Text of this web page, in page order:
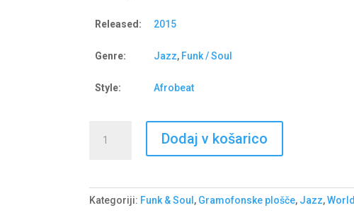
Released: 2015
Genre: Jazz, Funk / Soul
Style: Afrobeat
Kuti
Dodaj v košarico
Kategoriji: Funk & Soul , Gramofonske plošče, Jazz,World